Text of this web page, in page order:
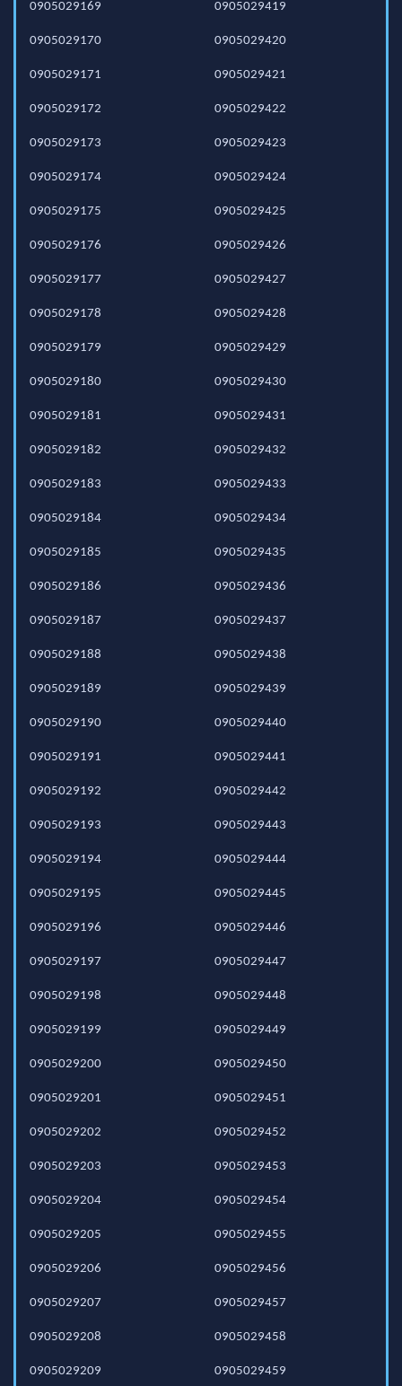
0905029169
0905029170
0905029171
0905029172
0905029173
0905029174
0905029175
0905029176
0905029177
0905029178
0905029179
0905029180
0905029181
0905029182
0905029183
0905029184
0905029185
0905029186
0905029187
0905029188
0905029189
0905029190
0905029191
0905029192
0905029193
0905029194
0905029195
0905029196
0905029197
0905029198
0905029199
0905029200
0905029201
0905029202
0905029203
0905029204
0905029205
0905029206
0905029207
0905029208
0905029209
0905029419
0905029420
0905029421
0905029422
0905029423
0905029424
0905029425
0905029426
0905029427
0905029428
0905029429
0905029430
0905029431
0905029432
0905029433
0905029434
0905029435
0905029436
0905029437
0905029438
0905029439
0905029440
0905029441
0905029442
0905029443
0905029444
0905029445
0905029446
0905029447
0905029448
0905029449
0905029450
0905029451
0905029452
0905029453
0905029454
0905029455
0905029456
0905029457
0905029458
0905029459